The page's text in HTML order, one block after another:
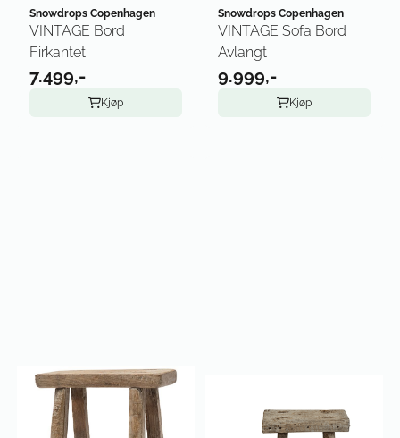
Snowdrops Copenhagen
VINTAGE Bord
Firkantet
7.499,-
Kjøp
Snowdrops Copenhagen
VINTAGE Sofa Bord
Avlangt
9.999,-
Kjøp